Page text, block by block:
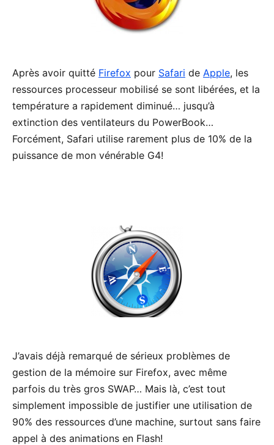
Après avoir quitté Firefox pour Safari de Apple, les
ressources processeur mobilisé se sont libérées, et la
température a rapidement diminué… jusqu’à
extinction des ventilateurs du PowerBook…
Forcément, Safari utilise rarement plus de 10% de la
puissance de mon vénérable G4!
J’avais déjà remarqué de sérieux problèmes de
gestion de la mémoire sur Firefox, avec même
parfois du très gros SWAP… Mais là, c’est tout
simplement impossible de justifier une utilisation de
90% des ressources d’une machine, surtout sans faire
appel à des animations en Flash!